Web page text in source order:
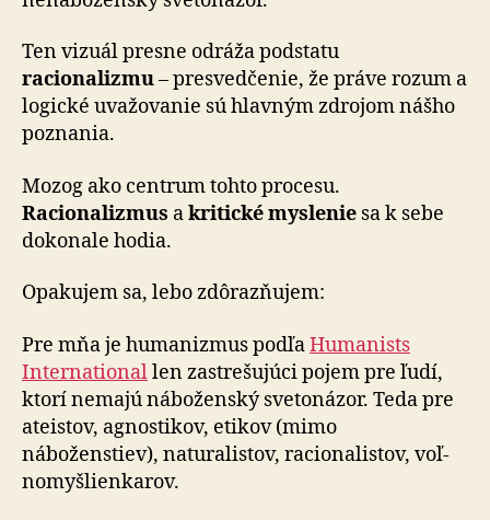
Ten vizuál presne odráža podstatu
racionalizmu– presvedčenie, že práve rozum a
logické uvažovanie sú hlavným zdrojom nášho
poznania.
Mozog ako centrum tohto procesu.
Racionalizmus akritické myslenie sa k sebe
dokonale hodia.
Opakujem sa, lebo zdôrazňujem:
Pre mňa je humanizmus podľaHumanists
Internationallen zastrešujúci pojem pre ľudí,
ktorí nemajú náboženský svetonázor. Teda pre
ateistov, agnostikov, etikov (mimo
náboženstiev), naturalistov, racionalistov, voľ­
no­myš­lien­ka­rov.